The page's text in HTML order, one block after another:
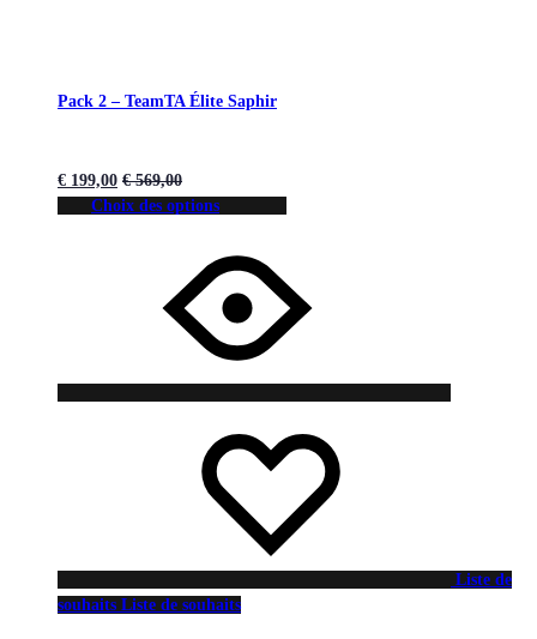
Pack 2 – TeamTA Élite Saphir
€ 199,00 €569,00
Choix des options
Liste de
souhaits Liste de souhaits